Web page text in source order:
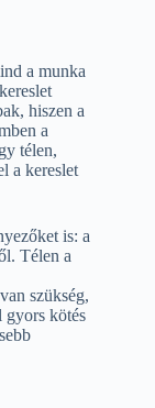
a munka
hiszen a
a
télen,
a kereslet
is: a
Télen a
szükség,
gyors kötés